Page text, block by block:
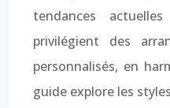
tendances
privilégient des
personnalisés, en
guide explore les